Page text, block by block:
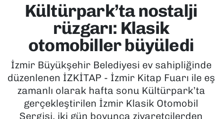
Kültürpark’ta nostalji
rüzgarı: Klasik
otomobiller büyüledi
İzmir Büyükşehir Belediyesi ev sahipliğinde
düzenlenen İZKİTAP - İzmir Kitap Fuarı ile eş
zamanlı olarak hafta sonu Kültürpark’ta
gerçekleştirilen İzmir Klasik Otomobil
Sergisi, iki gün boyunca ziyaretçilerden
EKONOMİ
KÜLTÜR SANAT
MAGAZİN
POLİTİKA
Tüm Manşetler
Son Dakika Haberleri
Haber Arşivi